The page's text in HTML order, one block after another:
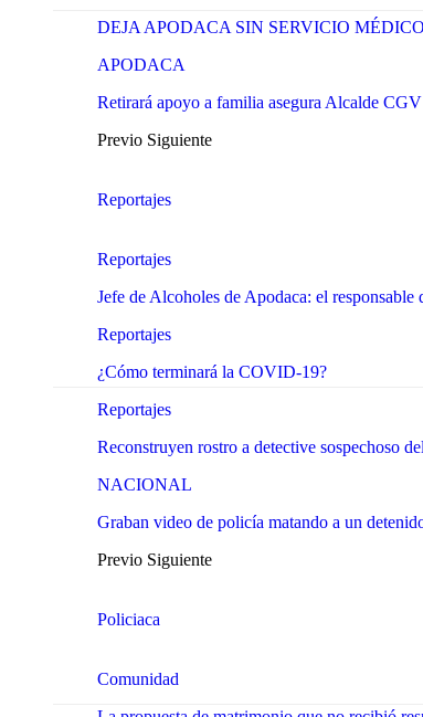
DEJA APODACA SIN SERVICIO
APODACA
Retirará apoyo a familia asegura Alcalde CGV
Previo Siguiente
Reportajes
Reportajes
Jefe de Alcoholes de Apodaca: el responsable
Reportajes
¿Cómo terminará la COVID-19?
Reportajes
Reconstruyen rostro a detective sospechoso
NACIONAL
Graban video de policía matando a un
Previo Siguiente
Policiaca
Comunidad